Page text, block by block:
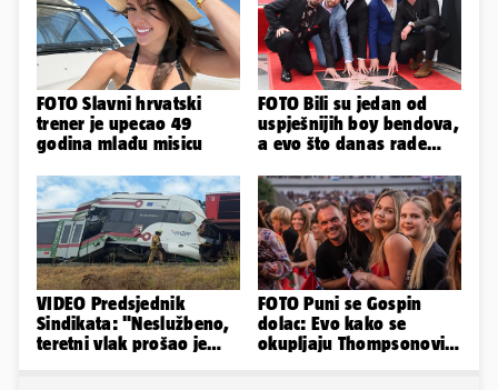
FOTO Slavni hrvatski
trener je upecao 49
godina mlađu misicu
FOTO Bili su jedan od
uspješnijih boy bendova,
a evo što danas rade
VIDEO Predsjednik
Sindikata: "Neslužbeno,
teretni vlak prošao je
FOTO Puni se Gospin
dolac: Evo kako se
okupljaju Thompsonovi